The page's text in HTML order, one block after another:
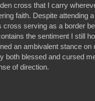
cross that I carry
faith. Despite attending
cross serving as a border
the sentiment I still
an ambivalent stance
both blessed and cursed
of direction.